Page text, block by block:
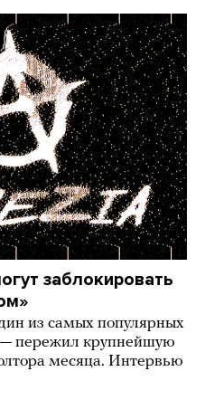
заблокировать
из самых популярных
— пережил крупнейшую
месяца. Интервью